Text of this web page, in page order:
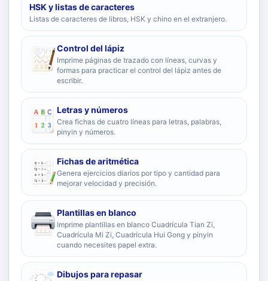
HSK y listas de caracteres
Listas de caracteres de libros, HSK y chino en el extranjero.
Control del lápiz
Imprime páginas de trazado con líneas, curvas y
formas para practicar el control del lápiz antes de
escribir.
Letras y números
Crea fichas de cuatro líneas para letras, palabras,
pinyin y números.
Fichas de aritmética
Genera ejercicios diarios por tipo y cantidad para
mejorar velocidad y precisión.
Plantillas en blanco
Imprime plantillas en blanco Cuadrícula Tian Zi,
Cuadrícula Mi Zi, Cuadrícula Hui Gong y pinyin
cuando necesites papel extra.
Dibujos para repasar